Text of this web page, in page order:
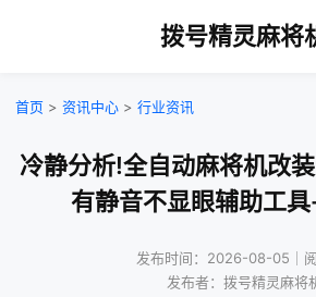
拨号精灵麻将
首页 > 资讯中心 > 行业资讯
冷静分析!全自动麻将机改
有静音不显眼辅助工
发布时间：2026-08-05｜
发布者：拨号精灵麻将